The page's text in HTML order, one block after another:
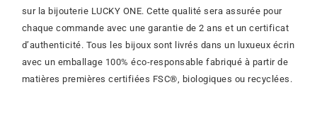
sur la bijouterie LUCKY ONE. Cette qualité sera assurée pour
chaque commande avec une garantie de 2 ans et un certificat
d’authenticité. Tous les bijoux sont livrés dans un luxueux écrin
avec un emballage 100% éco-responsable fabriqué à partir de
matières premières certifiées FSC®, biologiques ou recyclées.